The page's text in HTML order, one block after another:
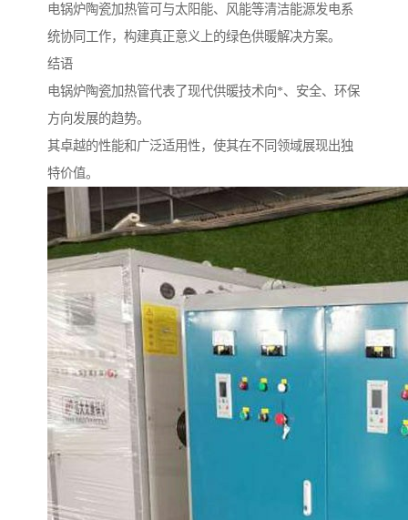
电锅炉陶瓷加热管可与太阳能、风能等清洁能源发电系
统协同工作，构建真正意义上的绿色供暖解决方案。
结语
电锅炉陶瓷加热管代表了现代供暖技术向*、安全、环保
方向发展的趋势。
其卓越的性能和广泛适用性，使其在不同领域展现出独
特价值。